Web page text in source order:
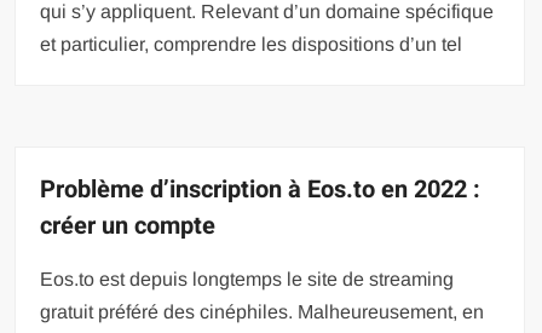
qui s’y appliquent. Relevant d’un domaine spécifique
et particulier, comprendre les dispositions d’un tel
Problème d’inscription à Eos.to en 2022 :
créer un compte
Eos.to est depuis longtemps le site de streaming
gratuit préféré des cinéphiles. Malheureusement, en